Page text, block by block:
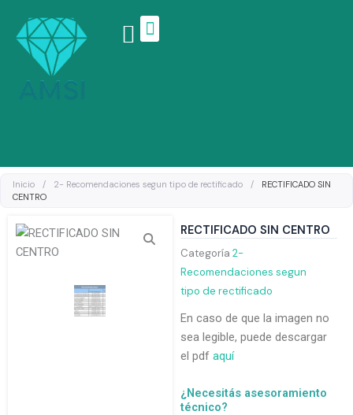
contenido
Inicio / 2- Recomendaciones segun tipo de rectificado /
RECTIFICADO SIN
CENTRO
RECTIFICADO SIN CENTRO
Categoría 2-
Recomendaciones segun
tipo de rectificado
En caso de que la imagen no
sea legible, puede descargar
el pdf aquí
¿Necesitás asesoramiento
técnico?